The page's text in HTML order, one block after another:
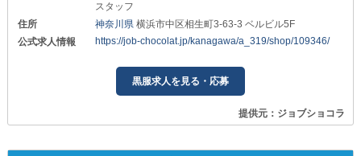
スタッフ
住所
神奈川県横浜市中区相生町3-63-3 ベルビル5F
公式求人情報
https://job-chocolat.jp/kanagawa/a_319/shop/109346/
黒服求人を見る・応募
提供元：ジョブショコラ